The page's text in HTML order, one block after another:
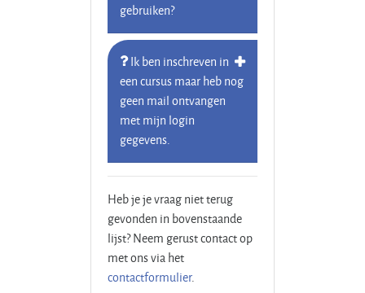
Wij
ondersteunen
Google Chrome,
Firefox, Safari
zoals op Apple,
PC als mobile.
Zijn er plugins
inhoud van
websites
blokkeren?
Plugins om
reclame te
gebruiken?
Ik ben inschreven in
een cursus maar heb nog
geen mail ontvangen
met mijn login
gegevens.
Heb je je vraag niet terug
gevonden in bovenstaande
lijst? Neem gerust contact op
met ons via het
contactformulier.